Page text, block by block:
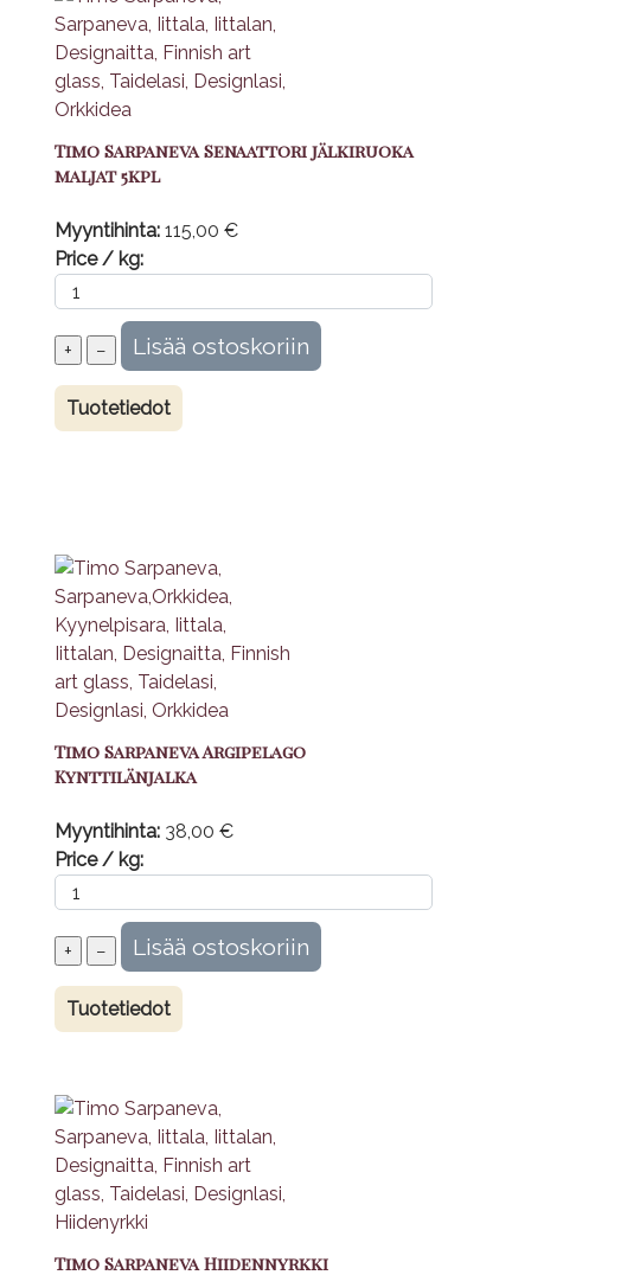
Timo Sarpaneva Senaattori jälkiruoka
maljat 5kpl
Myyntihinta:115,00 €
Price / kg:
Tuotetiedot
Timo Sarpaneva Argipelago
Kynttilänjalka
Myyntihinta: 38,00 €
Price / kg:
Tuotetiedot
Timo Sarpaneva Hiidennyrkki